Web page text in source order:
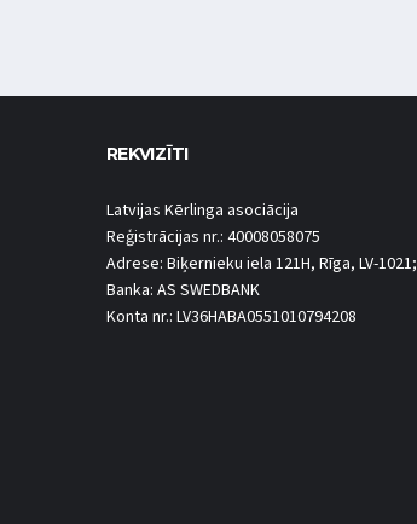
REKVIZĪTI
Latvijas Kērlinga asociācija
Reģistrācijas nr.: 40008058075
Adrese: Biķernieku iela 121H, Rīga, LV-1021;
Banka: AS SWEDBANK
Konta nr.: LV36HABA0551010794208